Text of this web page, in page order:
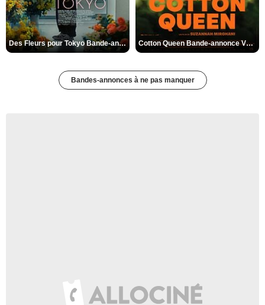
Des Fleurs pour Tokyo Bande-annonce VO STFR Cotton Queen Bande-annonce VO STFR
Bandes-annonces à ne pas manquer